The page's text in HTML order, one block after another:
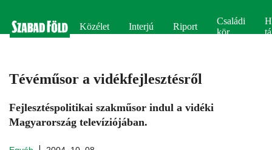
Közélet Interjú Riport
Családi
kör
Tévéműsor a vidékfejlesztésről
Fejlesztéspolitikai szakműsor indul a vidéki
Magyarország televíziójában.